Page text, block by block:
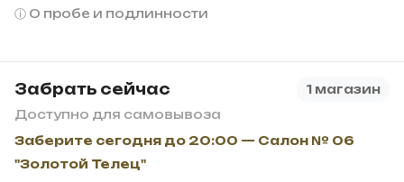
О пробе и подлинности
Забрать сейчас
1 магазин
Доступно для самовывоза
Заберите сегодня до 20:00 — Салон № 06
"Золотой Телец"